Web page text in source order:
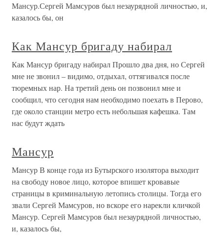
Мансур.Сергей Мамсуров был незаурядной личностью, и,
казалось бы, он
Как Мансур бригаду набирал
Как Мансур бригаду набирал Прошло два дня, но Сергей
мне не звонил – видимо, отдыхал, оттягивался после
тюремных нар. На третий день он позвонил мне и
сообщил, что сегодня нам необходимо поехать в Перово,
где около станции метро есть небольшая кафешка. Там
нас будут ждать
Мансур
Мансур В конце года из Бутырского изолятора выходит
на свободу новое лицо, которое впишет кровавые
страницы в криминальную летопись столицы. Тогда его
звали Сергей Мамсуров, но вскоре его нарекли кличкой
Мансур. Сергей Мамсуров был незаурядной личностью,
и, казалось бы,